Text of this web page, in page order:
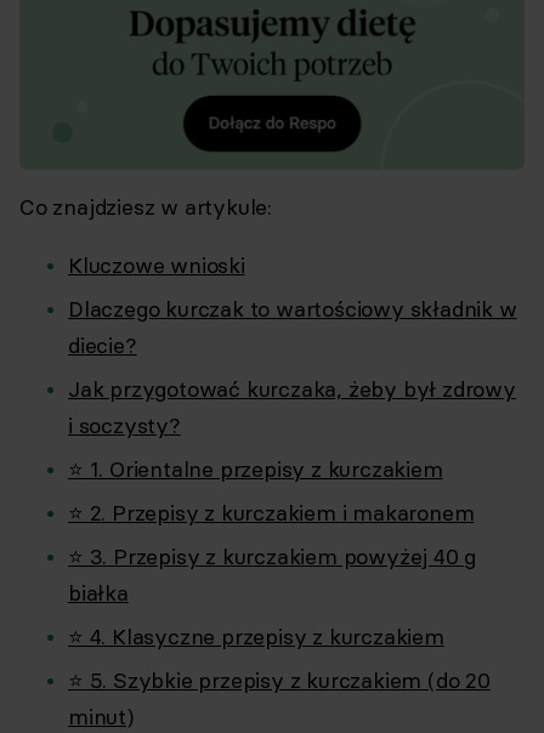
Co znajdziesz w artykule:
Kluczowe wnioski
Dlaczego kurczak to wartościowy składnik w
diecie?
Jak przygotować kurczaka, żeby był zdrowy
i soczysty?
⭐ 1. Orientalne przepisy z kurczakiem
⭐ 2. Przepisy z kurczakiem i makaronem
⭐ 3. Przepisy z kurczakiem powyżej 40 g
białka
⭐ 4. Klasyczne przepisy z kurczakiem
⭐ 5. Szybkie przepisy z kurczakiem (do 20
minut)